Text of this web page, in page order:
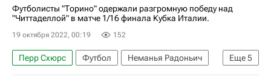
Футболисты "Торино" одержали разгромную победу над
"Читтаделлой" в матче 1/16 финала Кубка Италии.
19 октября 2022, 00:19 152
Еще5
Перр Схюрс Футбол
Неманья Радоньич
Алексей Миранчук
Читтаделла
Торино